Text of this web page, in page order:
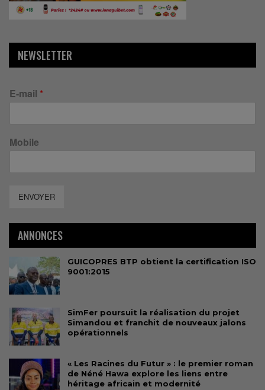
NEWSLETTER
E-mail *
Mobile
ENVOYER
ANNONCES
GUICOPRES BTP obtient la certification ISO
9001:2015
SimFer poursuit la réalisation du projet
Simandou et franchit de nouveaux jalons
opérationnels
« Les Racines du Futur » : le premier roman
de Néné Hawa explore les liens entre
héritage africain et modernité